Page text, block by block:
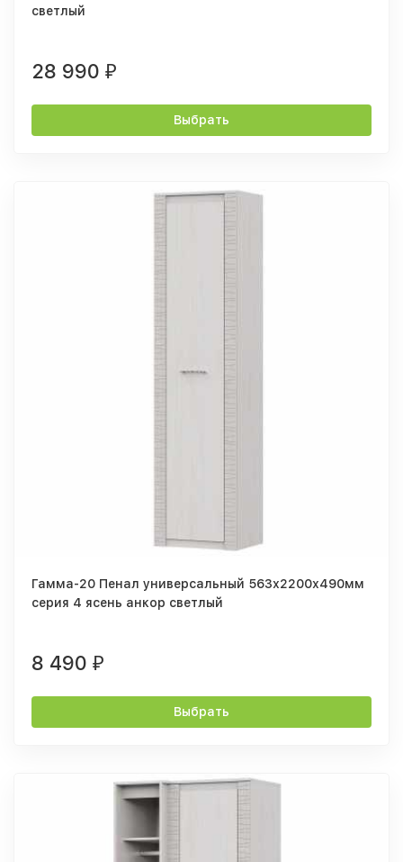
светлый
28 990 ₽
Выбрать
Гамма-20 Пенал универсальный 563х2200х490мм
серия 4 ясень анкор светлый
8 490 ₽
Выбрать